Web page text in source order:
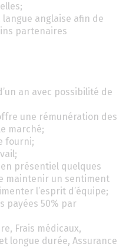
anglaise afin de
partenaires
an avec possibilité de
une rémunération des
marché;
fourni;
présentiel quelques
maintenir un sentiment
l’esprit d’équipe;
payées 50% par
Frais médicaux,
longue durée, Assurance